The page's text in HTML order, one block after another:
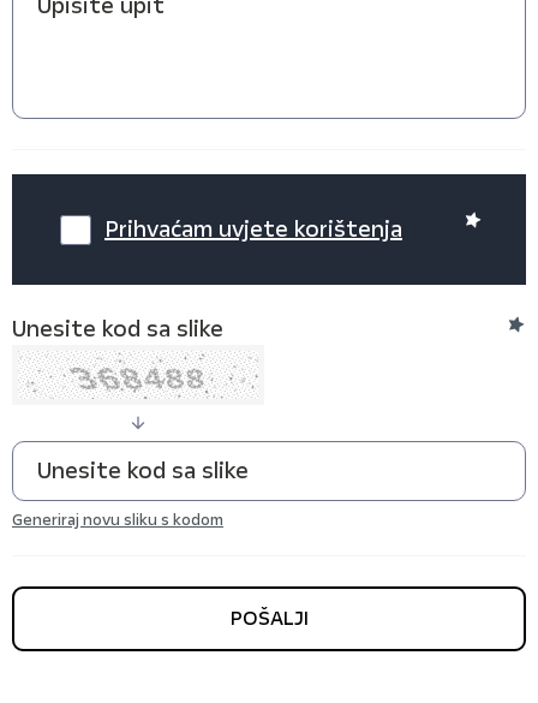
Prihvaćam uvjete korištenja
Generiraj novu sliku s kodom
Unesite kod sa slike